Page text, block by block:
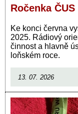
Ročenka
Ke konci června
2025. Rádiový
činnost a hlavně
loňském roce.
13. 07. 2026